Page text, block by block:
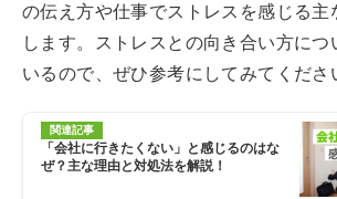
の伝え方や仕事でストレスを感じる主
します。ストレスとの向き合い方につ
いるので、ぜひ参考にしてみてくださ
関連記事
「会社に行きたくない」と感じるのはな
ぜ？主な理由と対処法を解説！